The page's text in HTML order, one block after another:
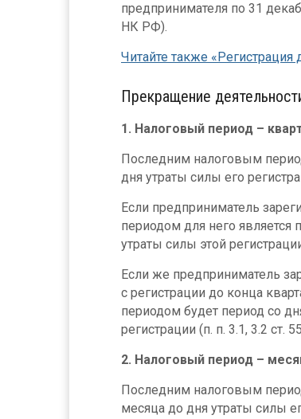
предпринимателя по 31
НК РФ).
Читайте также «Регистрация
Прекращение
1. Налоговый период –
Последним налоговым
дня утраты силы его
Если предприниматель
периодом для него является
утраты силы этой
Если же предприниматель
с регистрации до конца
периодом будет период со
регистрации (п. п. 3.1, 3.2 ст.
2. Налоговый период –
Последним налоговым
месяца до дня утраты силы